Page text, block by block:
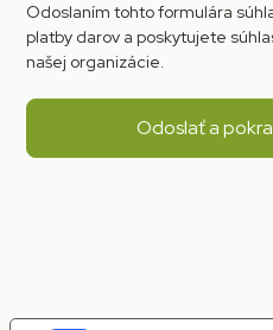
Odoslaním tohto formulára
platby darov a poskytujete
našej organizácie.